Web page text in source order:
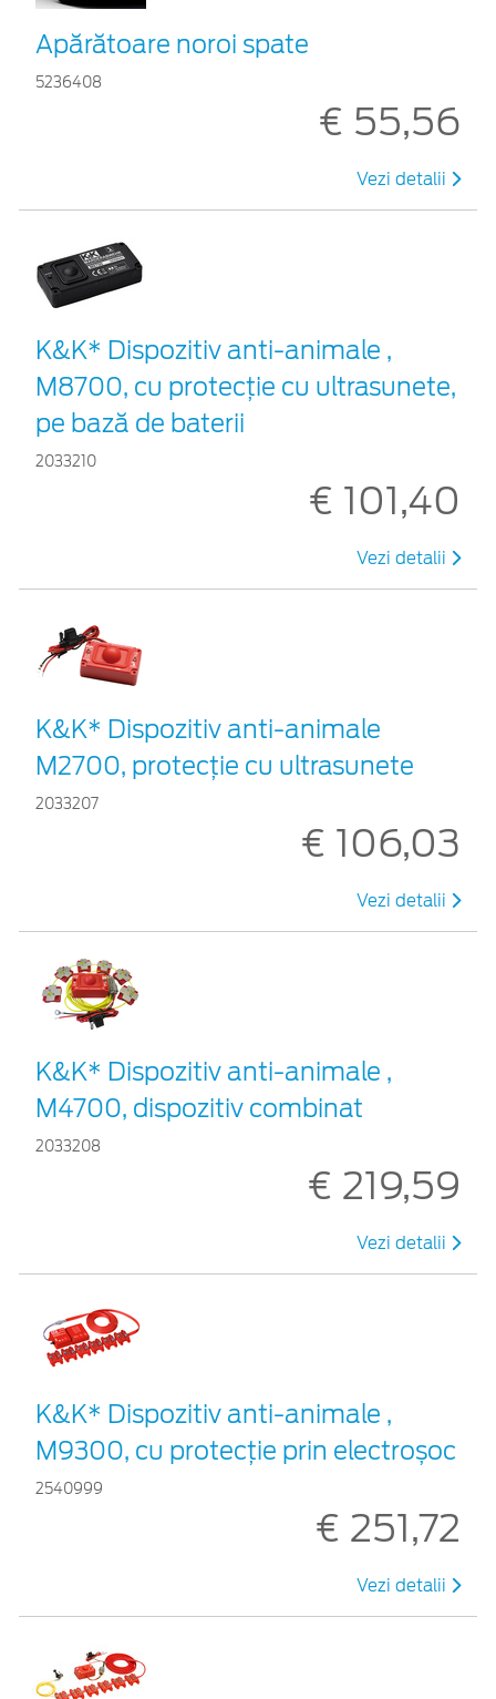
Apărătoare noroi spate
5236408
€ 55,56
Vezi detalii
K&K* Dispozitiv anti-animale ,
M8700, cu protecție cu ultrasunete,
pe bază de baterii
2033210
€ 101,40
Vezi detalii
K&K* Dispozitiv anti-animale
M2700, protecție cu ultrasunete
2033207
€ 106,03
Vezi detalii
K&K* Dispozitiv anti-animale ,
M4700, dispozitiv combinat
2033208
€ 219,59
Vezi detalii
K&K* Dispozitiv anti-animale ,
M9300, cu protecție prin electroșoc
2540999
€ 251,72
Vezi detalii